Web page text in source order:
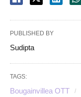
PUBLISHED BY
Sudipta
TAGS:
Bougainvillea OTT